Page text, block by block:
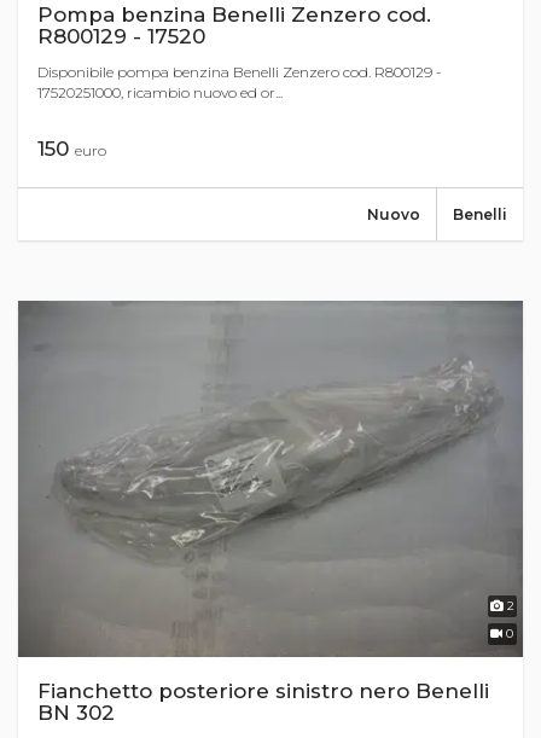
Pompa benzina Benelli Zenzero cod.
R800129 - 17520
Disponibile pompa benzina Benelli Zenzero cod. R800129 -
17520251000, ricambio nuovo ed or...
150 euro
Benelli
Nuovo
2
0
Fianchetto posteriore sinistro nero Benelli
BN 302